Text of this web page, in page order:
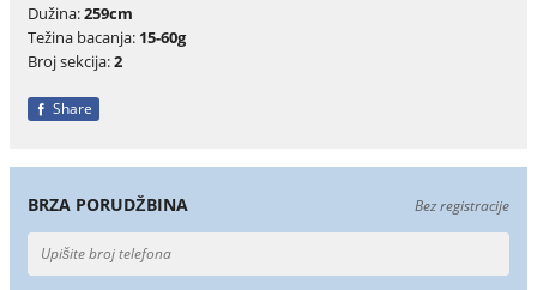
Dužina:259cm
Težina bacanja: 15-60g
Broj sekcija:2
Share
BRZA PORUDŽBINA Bez registracije